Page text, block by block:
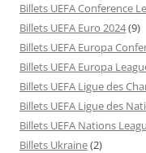
Billets UEFA Conference
Billets UEFA Euro 2024(9)
Billets UEFA Europa
Billets UEFA Europa
Billets UEFA Ligue des
Billets UEFA Ligue des
Billets UEFA Nations
Billets Ukraine(2)